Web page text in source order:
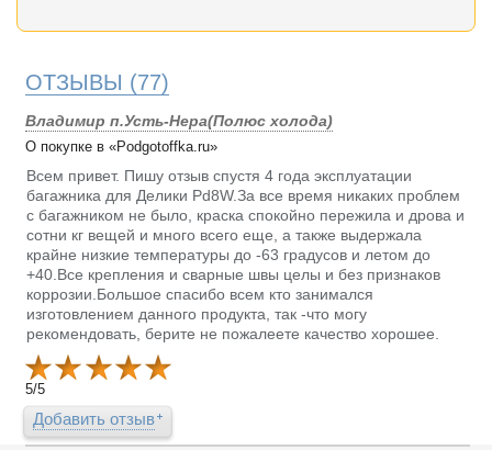
ОТЗЫВЫ (77)
Владимир п.Усть-Нера(Полюс холода)
О покупке в «Podgotoffka.ru»
Всем привет. Пишу отзыв спустя 4 года эксплуатации
багажника для Делики Pd8W.За все время никаких проблем
с багажником не было, краска спокойно пережила и дрова и
сотни кг вещей и много всего еще, а также выдержала
крайне низкие температуры до -63 градусов и летом до
+40.Все крепления и сварные швы целы и без признаков
коррозии.Большое спасибо всем кто занимался
изготовлением данного продукта, так -что могу
рекомендовать, берите не пожалеете качество хорошее.
5/5
Добавить отзыв